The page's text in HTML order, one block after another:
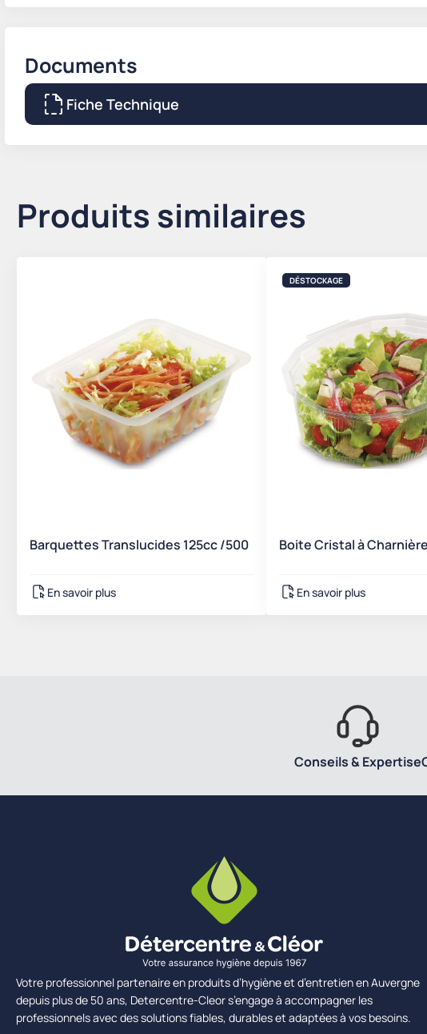
Documents
Fiche Technique
Produits similaires
Barquettes Translucides 125cc /500
En savoir plus
DÉSTOCKAGE
Boite Cristal à
En savoir plus
Conseils & Expertise
Votre professionnel partenaire en produits d’hygiène et d’entretien en Auvergne
depuis plus de 50 ans, Detercentre-Cleor s’engage à accompagner les
professionnels avec des solutions fiables, durables et adaptées à vos besoins.